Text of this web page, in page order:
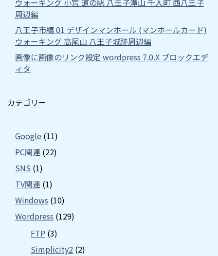
周辺編
八王子市編 01 デザインマンホール (マンホールカード)
ウォーキング 高尾山 八王子城跡周辺編
画像に画像のリンク設定 wordpress 7.0.X ブロックエデ
ィタ
カテゴリー
Google (11)
PC関連 (22)
SNS (1)
TV関連 (1)
Windows (10)
Wordpress (129)
FTP (3)
Simplicity2 (2)